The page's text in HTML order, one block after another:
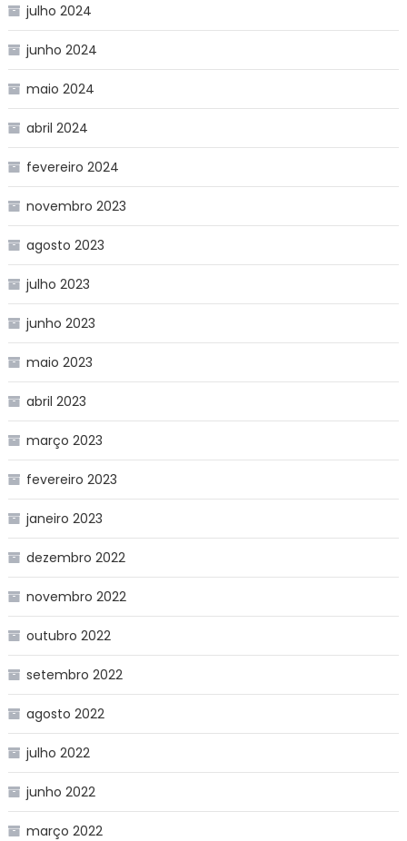
julho 2024
junho 2024
maio 2024
abril 2024
fevereiro 2024
novembro 2023
agosto 2023
julho 2023
junho 2023
maio 2023
abril 2023
março 2023
fevereiro 2023
janeiro 2023
dezembro 2022
novembro 2022
outubro 2022
setembro 2022
agosto 2022
julho 2022
junho 2022
março 2022